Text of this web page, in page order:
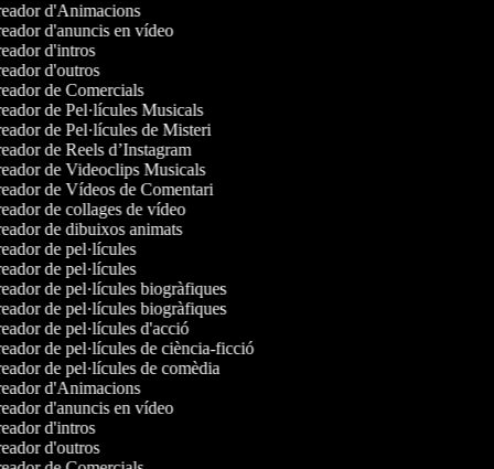
d'Animacions
d'anuncis en vídeo
d'intros
d'outros
de Comercials
de Pel·lícules Musicals
de Pel·lícules de Misteri
de Reels d’Instagram
de Videoclips Musicals
de Vídeos de Comentari
de collages de vídeo
de dibuixos animats
de pel·lícules
de pel·lícules
de pel·lícules biogràfiques
de pel·lícules biogràfiques
de pel·lícules d'acció
de pel·lícules de ciència-ficció
de pel·lícules de comèdia
d'Animacions
d'anuncis en vídeo
d'intros
d'outros